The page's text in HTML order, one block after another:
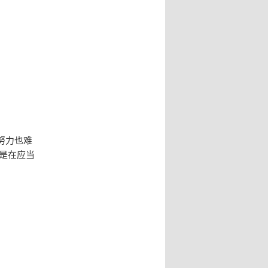
力也难
在应当